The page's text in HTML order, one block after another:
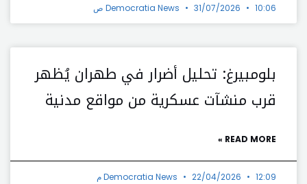
Democratia News 31/07/2026 10:06 ص
بلومبيرغ: تحليل أضرار في طهران يُظهر
قرب منشآت عسكرية من مواقع مدنية
READ MORE »
Democratia News 22/04/2026 12:09 م